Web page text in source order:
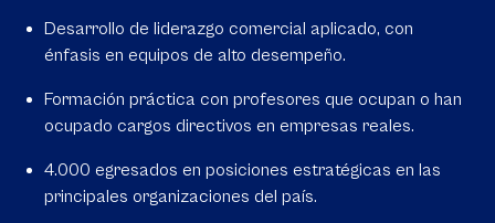
Desarrollo de liderazgo comercial aplicado, con
énfasis en equipos de alto desempeño.
Formación práctica con profesores que ocupan o han
ocupado cargos directivos en empresas reales.
4.000 egresados en posiciones estratégicas en las
principales organizaciones del país.